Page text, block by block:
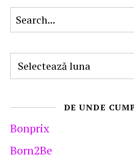
Arhive
DE UNDE
Bonprix
Born2Be